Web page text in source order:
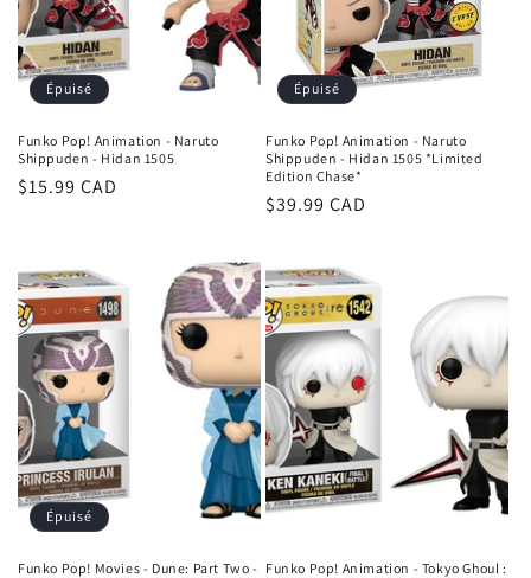
o
n
:
Épuisé
Funko Pop! Animation - Naruto
Shippuden - Hidan 1505
Prix
$15.99 CAD
Épuisé
Funko Pop! Animation - Naruto
Shippuden - Hidan 1505 *Limited
Edition Chase*
Prix
$39.99 CAD
Épuisé
Funko Pop! Movies - Dune: Part Two - Funko Pop! Animation - Tokyo Ghoul :